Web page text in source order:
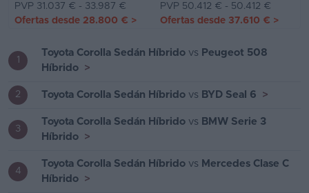
PVP 31.037 € - 33.987 €
PVP 50.412 € - 50.412 €
Ofertas desde 28.800 € > Ofertas desde 37.610 € >
1
Toyota Corolla Sedán Híbrido vs Peugeot 508
Híbrido >
2 Toyota Corolla Sedán Híbrido vs BYD Seal 6 >
3
Toyota Corolla Sedán Híbrido vs BMW Serie 3
Híbrido >
4
Toyota Corolla Sedán Híbrido vs Mercedes Clase C
Híbrido >